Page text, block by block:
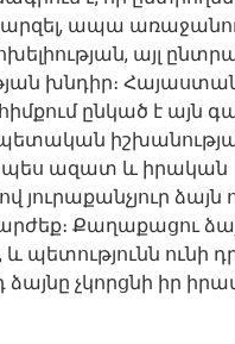
ապա
այլ
խնդիր։
ընկած է այն
պետական
ազատ և իրական
ձայն
Քաղաքացու
պետությունն ունի
չկորցնի իր